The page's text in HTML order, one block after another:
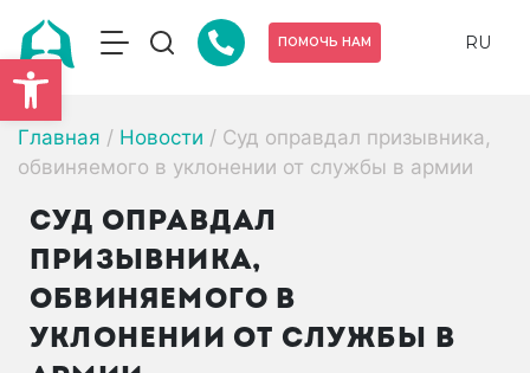
Открыть панель
ПОМОЧЬ НАМ RU
Главная / Новости / Суд оправдал призывника,
обвиняемого в уклонении от службы в армии
СУД ОПРАВДАЛ
ПРИЗЫВНИКА,
ОБВИНЯЕМОГО В
УКЛОНЕНИИ ОТ СЛУЖБЫ В